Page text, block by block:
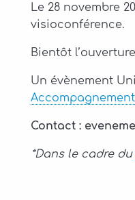
Le 28 novembre
visioconférence.
Bientôt
Un évènement
Contact :
*Dans le cadre du